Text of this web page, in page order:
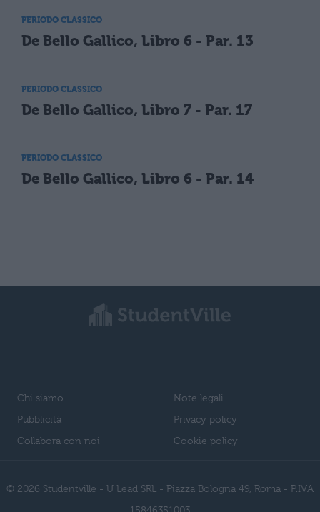
PERIODO CLASSICO
De Bello Gallico, Libro 6 - Par. 13
PERIODO CLASSICO
De Bello Gallico, Libro 7 - Par. 17
PERIODO CLASSICO
De Bello Gallico, Libro 6 - Par. 14
Chi siamo
Pubblicità
Collabora con noi
Note legali
Privacy policy
Cookie policy
© 2026 Studentville - U Lead SRL - Piazza Bologna 49, Roma - P.IVA